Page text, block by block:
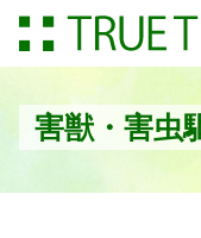
害獣・害虫